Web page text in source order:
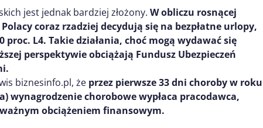
jest jednak bardziej złożony. W obliczu rosnącej
coraz rzadziej decydują się na bezpłatne urlopy,
L4. Takie działania, choć mogą wydawać się
perspektywie obciążają Fundusz Ubezpieczeń
biznesinfo.pl, że przez pierwsze 33 dni choroby w roku
wynagrodzenie chorobowe wypłaca pracodawca,
obciążeniem finansowym.